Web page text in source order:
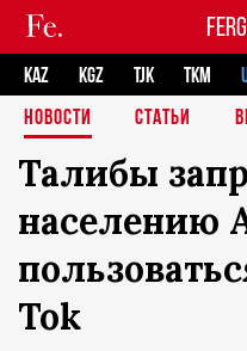
KAZ KGZ TJK TKM
НОВОСТИ
СТАТЬИ
Талибы
населению
Tok